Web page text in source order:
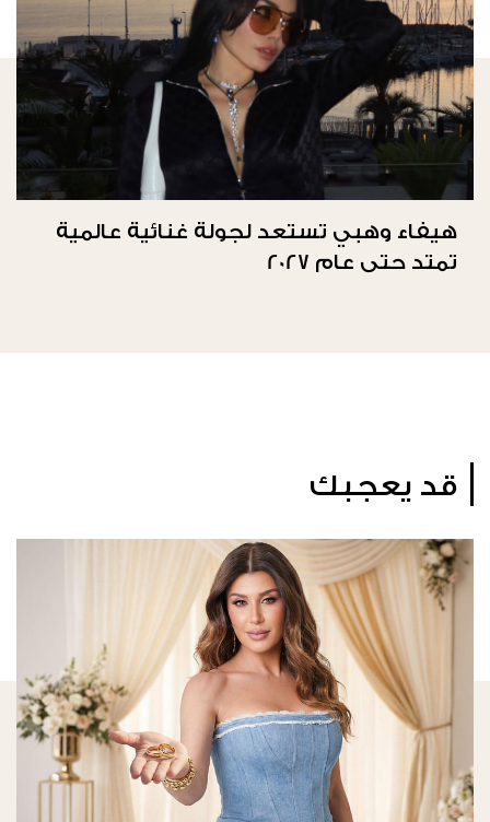
هيفاء وهبي تستعد لجولة غنائية عالمية
تمتد حتى عام 2027
قد يعجبك